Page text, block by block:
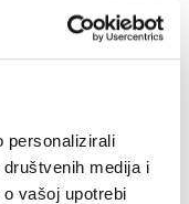
personalizirali
medija i
vašoj upotrebi